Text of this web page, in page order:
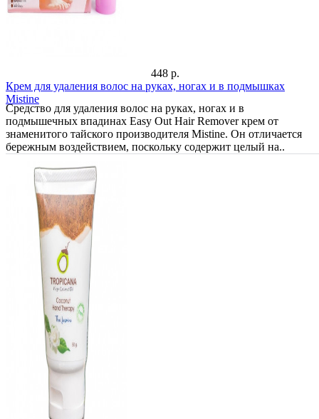
448 р.
Крем для удаления волос на руках, ногах и в подмышках
Mistine
Средство для удаления волос на руках, ногах и в
подмышечных впадинах Easy Out Hair Remover крем от
знаменитого тайского производителя Mistine. Он отличается
бережным воздействием, поскольку содержит целый на..